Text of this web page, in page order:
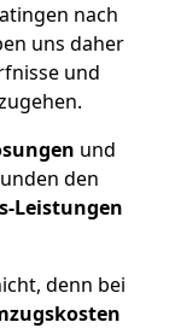
nach
uns daher
und
und
den
Leistungen
denn bei